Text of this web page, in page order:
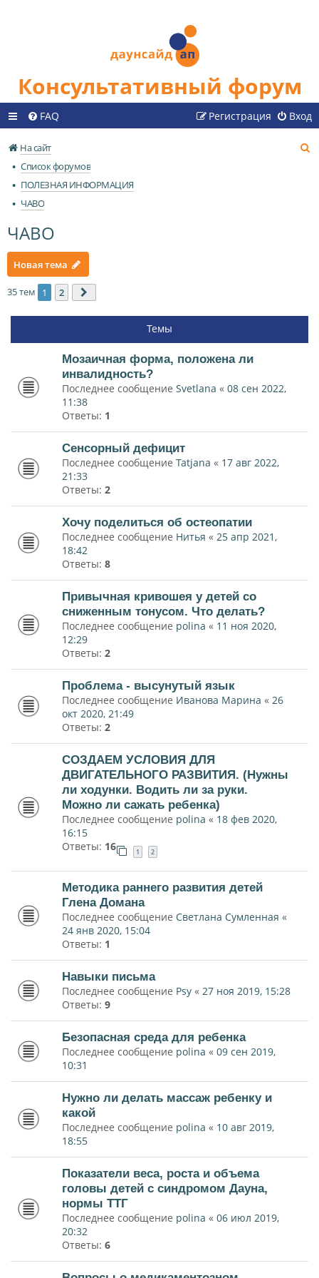
Консультативный форум
FAQ Вход
Регистрация
На сайт
Список форумов
ПОЛЕЗНАЯ ИНФОРМАЦИЯ
ЧАВО
ЧАВО
Новая тема
35 тем 1 2
Темы
Мозаичная форма, положена ли
инвалидность?
Последнее сообщение Svetlana « 08 сен 2022,
11:38
Ответы: 1
Сенсорный дефицит
Последнее сообщение Tatjana « 17 авг 2022,
21:33
Ответы: 2
Хочу поделиться об остеопатии
Последнее сообщение Нитья « 25 апр 2021,
18:42
Ответы: 8
Привычная кривошея у детей со
сниженным тонусом. Что делать?
Последнее сообщение polina « 11 ноя 2020,
12:29
Ответы: 2
Проблема - высунутый язык
Последнее сообщение Иванова Марина « 26
окт 2020, 21:49
Ответы: 2
СОЗДАЕМ УСЛОВИЯ ДЛЯ
ДВИГАТЕЛЬНОГО РАЗВИТИЯ. (Нужны
ли ходунки. Водить ли за руки.
Можно ли сажать ребенка)
Последнее сообщение polina « 18 фев 2020,
16:15
Ответы: 16 1 2
Методика раннего развития детей
Глена Домана
Последнее сообщение Светлана Сумленная «
24 янв 2020, 15:04
Ответы: 1
Навыки письма
Последнее сообщение Psy « 27 ноя 2019, 15:28
Ответы: 9
Безопасная среда для ребенка
Последнее сообщение polina « 09 сен 2019,
10:31
Нужно ли делать массаж ребенку и
какой
Последнее сообщение polina « 10 авг 2019,
18:55
Показатели веса, роста и объема
головы детей с синдромом Дауна,
нормы ТТГ
Последнее сообщение polina « 06 июл 2019,
20:32
Ответы: 6